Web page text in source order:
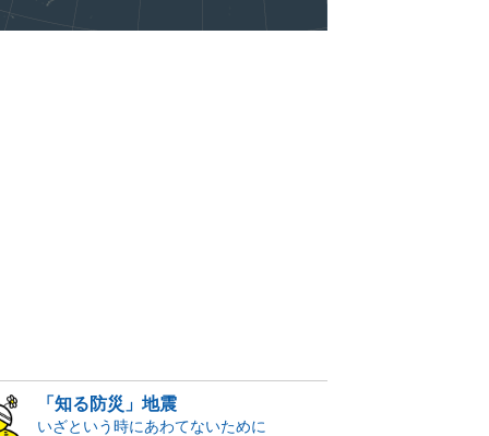
「知る防災」地震
いざという時にあわてないために